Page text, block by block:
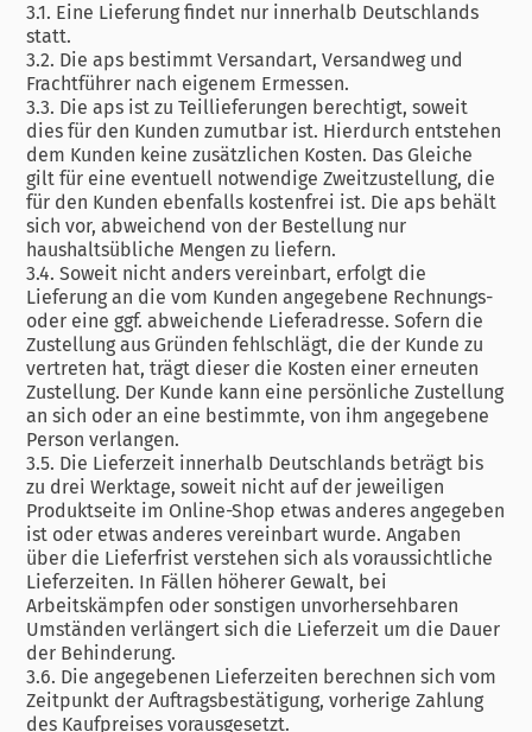
3.1. Eine Lieferung findet nur innerhalb Deutschlands
statt.
3.2. Die aps bestimmt Versandart, Versandweg und
Frachtführer nach eigenem Ermessen.
3.3. Die aps ist zu Teillieferungen berechtigt, soweit
dies für den Kunden zumutbar ist. Hierdurch entstehen
dem Kunden keine zusätzlichen Kosten. Das Gleiche
gilt für eine eventuell notwendige Zweitzustellung, die
für den Kunden ebenfalls kostenfrei ist. Die aps behält
sich vor, abweichend von der Bestellung nur
haushaltsübliche Mengen zu liefern.
3.4. Soweit nicht anders vereinbart, erfolgt die
Lieferung an die vom Kunden angegebene Rechnungs-
oder eine ggf. abweichende Lieferadresse. Sofern die
Zustellung aus Gründen fehlschlägt, die der Kunde zu
vertreten hat, trägt dieser die Kosten einer erneuten
Zustellung. Der Kunde kann eine persönliche Zustellung
an sich oder an eine bestimmte, von ihm angegebene
Person verlangen.
3.5. Die Lieferzeit innerhalb Deutschlands beträgt bis
zu drei Werktage, soweit nicht auf der jeweiligen
Produktseite im Online-Shop etwas anderes angegeben
ist oder etwas anderes vereinbart wurde. Angaben
über die Lieferfrist verstehen sich als voraussichtliche
Lieferzeiten. In Fällen höherer Gewalt, bei
Arbeitskämpfen oder sonstigen unvorhersehbaren
Umständen verlängert sich die Lieferzeit um die Dauer
der Behinderung.
3.6. Die angegebenen Lieferzeiten berechnen sich vom
Zeitpunkt der Auftragsbestätigung, vorherige Zahlung
des Kaufpreises vorausgesetzt.